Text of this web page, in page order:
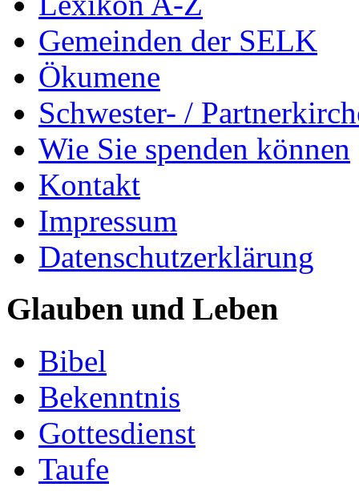
Gemeinden der SELK
Ökumene
Schwester- /
Wie Sie spenden können
Kontakt
Impressum
Datenschutzerklärung
Glauben und Leben
Bibel
Bekenntnis
Gottesdienst
Taufe